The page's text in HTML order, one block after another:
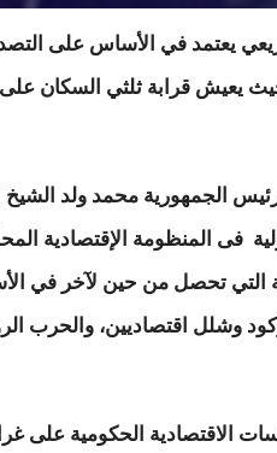
يعتمد في الأساس على
يعيش قرابة ثلثي السكان
الجمهورية محمد ولد الشيخ
فى المنظومة الإقتصادية
التي تحصل من حين لآخر في
وشلل اقتصاديين، والحرب
الاقتصادية الحكومية على